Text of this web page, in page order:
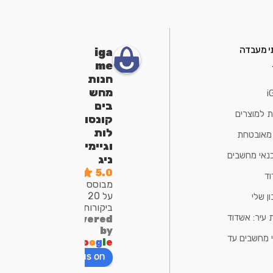
מעבדה
למוצרים
מאובטחת
מחשבים
שלי
עיר: אשדוד
מחשבים עד
iga
me
חנות
מחש
בים
קונסו
לות
וגיימי
ניג
5.0
מבוסס
על 20
ביקורות
powered
by
oog e
review us on